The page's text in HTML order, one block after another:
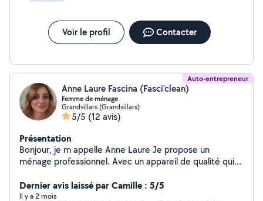
Voir le profil Contacter
Auto-entrepreneur
Anne Laure Fascina (Fasci’clean)
Femme de ménage
Grandvillars (Grandvillars)
5/5 (12 avis)
Présentation
Bonjour, je m appelle Anne Laure Je propose un
ménage professionnel. Avec un appareil de qualité qui
récupérer ( joints de carrelages, taches, matelas, sols,
Salle de bain) J effectue aussi le ménage hebdomadaire
Dernier avis laissé par Camille : 5/5
Il y a 2 mois